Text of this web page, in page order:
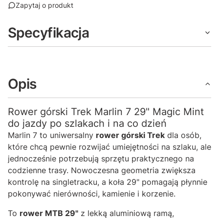
Zapytaj o produkt
Specyfikacja
Opis
Rower górski Trek Marlin 7 29" Magic Mint
do jazdy po szlakach i na co dzień
Marlin 7 to uniwersalny rower górski Trek dla osób,
które chcą pewnie rozwijać umiejętności na szlaku, ale
jednocześnie potrzebują sprzętu praktycznego na
codzienne trasy. Nowoczesna geometria zwiększa
kontrolę na singletracku, a koła 29" pomagają płynnie
pokonywać nierówności, kamienie i korzenie.
To rower MTB 29" z lekką aluminiową ramą,